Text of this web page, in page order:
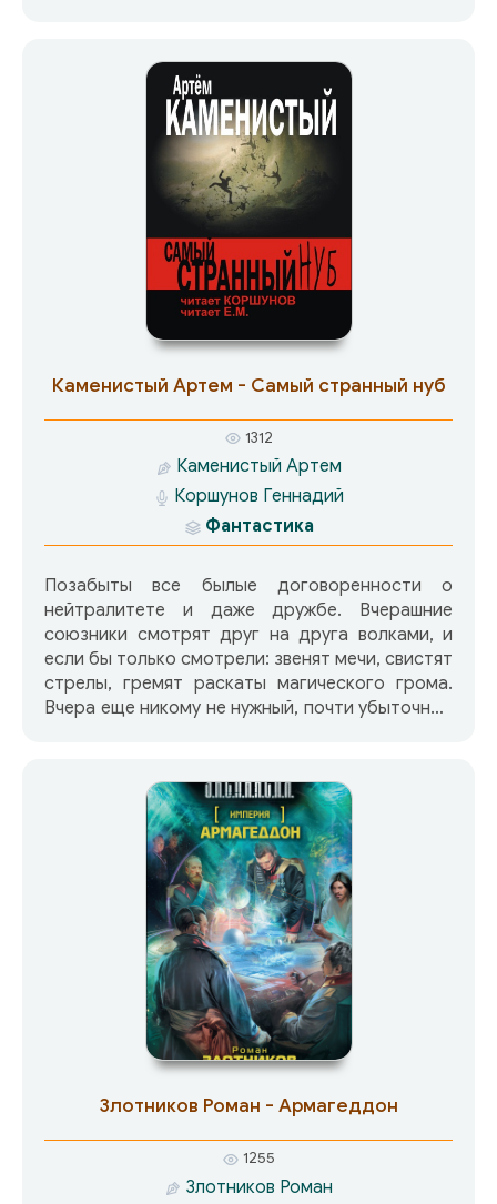
о справедливости и морали далеки от
обычных человеческих, методы изощренны и
подчас неимоверно жестоки. Но конечная цель
— создание всепланетной, а затем и
галактической Империи, — похоже,
оправдывает средства. И первый этап на пути
к этой цели — установление монархии нового
типа в одной, отдельно взятой стране…
Каменистый Артем - Самый странный нуб
1312
Каменистый Артем
Коршунов Геннадий
Фантастика
Позабыты все былые договоренности о
нейтралитете и даже дружбе. Вчерашние
союзники смотрят друг на друга волками, и
если бы только смотрели: звенят мечи, свистят
стрелы, гремят раскаты магического грома.
Вчера еще никому не нужный, почти убыточный
день переходят из рук в руки. Все дороги
провинции взяты под контроль, никто не
может войти в город или покинуть его без
проверки личности. Слабые страдают из-за
непрекращающегося насилия со стороны
подоспевших на шумок восточных налетчиков,
а сильные… Сильные заняты розыском
виновника. Им нужен самый странный нуб.
Злотников Роман - Армагеддон
1255
Злотников Роман